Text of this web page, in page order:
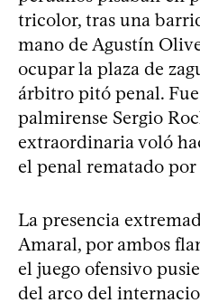
tricolor, tras una
mano de Agustín
ocupar la plaza de
árbitro pitó penal.
palmirense Sergio
extraordinaria voló
el penal rematado
La presencia
Amaral, por ambos
el juego ofensivo
del arco del